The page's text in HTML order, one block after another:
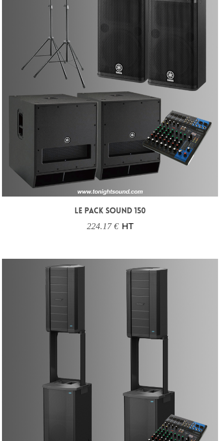
LE PACK SOUND 150
224.17 € HT